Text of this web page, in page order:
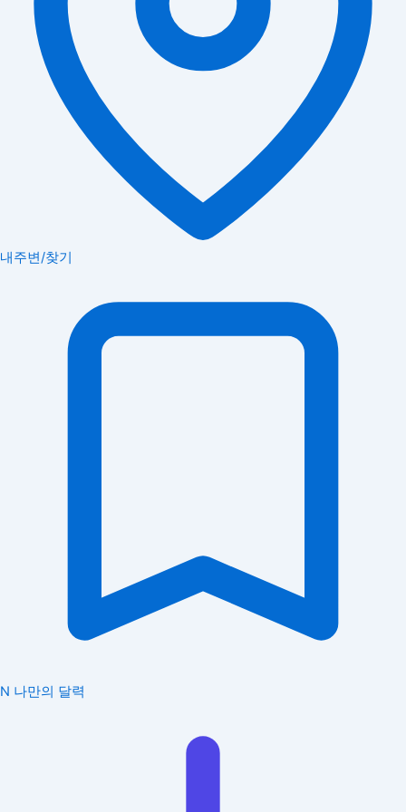
내주변/찾기
N 나만의 달력